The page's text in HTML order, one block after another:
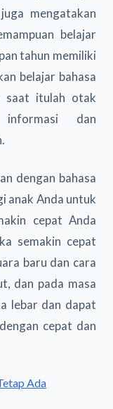
mengatakan
belajar
tahun memiliki
belajar bahasa
saat itulah otak
informasi dan
dengan bahasa
anak Anda untuk
cepat Anda
semakin cepat
baru dan cara
dan pada masa
lebar dan dapat
cepat dan
Ada